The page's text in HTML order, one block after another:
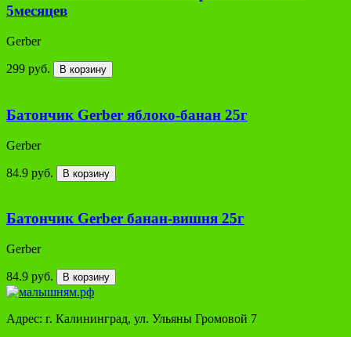
5месяцев
Gerber
299 руб. В корзину
Батончик Gerber яблоко-банан 25г
Gerber
84.9 руб. В корзину
Батончик Gerber банан-вишня 25г
Gerber
84.9 руб. В корзину
Адрес: г. Калининград, ул. Ульяны Громовой 7